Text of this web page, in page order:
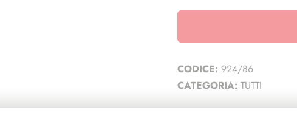
CODICE: 924/86
CATEGORIA: TUTTI